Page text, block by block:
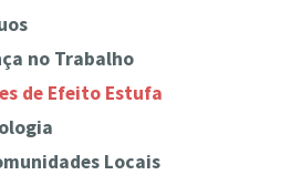
no Trabalho
de Efeito Estufa
Locais